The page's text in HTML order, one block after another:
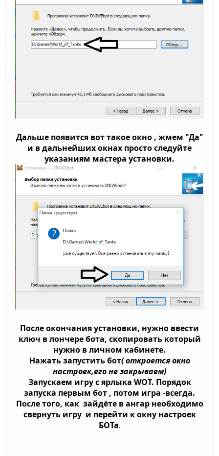
Дальше появится вот такое окно , жмем "Да"
и в дальнейших окнах просто следуйте
указаниям мастера установки.
После окончания установки, нужно ввести
ключ в лончере бота, скопировать который
нужно в личном кабинете.
Нажать запустить бот( откроется окно
настроек,его не закрываем)
Запускаем игру с ярлыка WOT. Порядок
запуска первым бот , потом игра -всегда.
После того, как зайдёте в ангар необходимо
свернуть игру и перейти к окну настроек
БОТа.